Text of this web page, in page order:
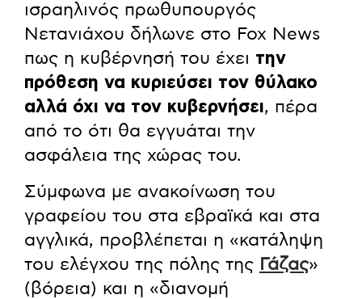
ισραηλινός πρωθυπουργός
Νετανιάχου δήλωνε στο Fox News
πως η κυβέρνησή του έχει την
πρόθεση να κυριεύσει τον θύλακο
αλλά όχι να τον κυβερνήσει, πέρα
από το ότι θα εγγυάται την
ασφάλεια της χώρας του.
Σύμφωνα με ανακοίνωση του
γραφείου του στα εβραϊκά και στα
αγγλικά, προβλέπεται η «κατάληψη
του ελέγχου της πόλης της Γάζας»
(βόρεια) και η «διανομή